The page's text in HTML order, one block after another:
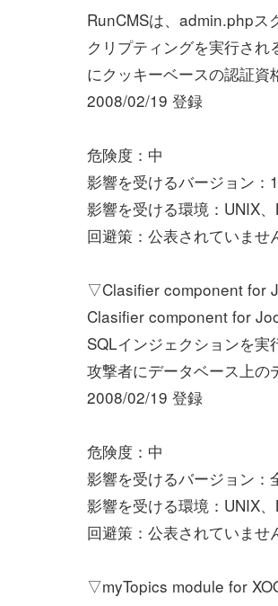
RunCMSは、admin.phpス
クリプティングを実行さ
にクッキーベースの認証資
2008/02/19 登録
危険度：中
影響を受けるバージョン：
影響を受ける環境：UNIX
回避策：公表されていませ
▽Clasifier component
Clasifier component for
SQLインジェクションを
攻撃者にデータベース上の
2008/02/19 登録
危険度：中
影響を受けるバージョン：
影響を受ける環境：UNIX
回避策：公表されていませ
▽myTopics module for